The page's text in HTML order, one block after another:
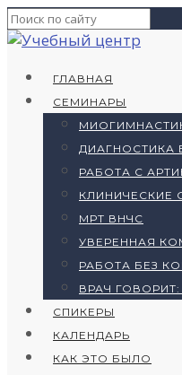
ГЛАВНАЯ
СЕМИНАРЫ
ДИАГНОСТИКА
РАБОТА С
КЛИНИЧЕСКИЕ
МРТ ВНЧС
УВЕРЕННАЯ
РАБОТА БЕЗ
ВРАЧ
СПИКЕРЫ
КАЛЕНДАРЬ
КАК ЭТО БЫЛО